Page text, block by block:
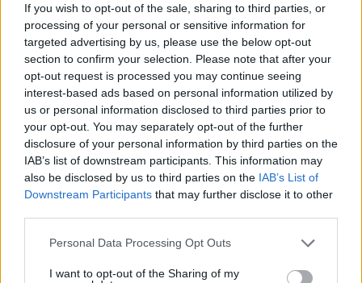
If you wish to opt-out of the sale, sharing to third parties, or
processing of your personal or sensitive information for
targeted advertising by us, please use the below opt-out
section to confirm your selection. Please note that after your
opt-out request is processed you may continue seeing
interest-based ads based on personal information utilized by
us or personal information disclosed to third parties prior to
your opt-out. You may separately opt-out of the further
disclosure of your personal information by third parties on the
IAB’s list of downstream participants. This information may
also be disclosed by us to third parties on the IAB’s List of
Downstream Participants that may further disclose it to other
Please note that this website/app uses one or more Google
not limited to your visit or usage behaviour. You may click to
Personal Data Processing Opt Outs
I want to opt-out of the Sharing of my
στριμωγμένοι ενώ στην Αφρική ήταν αραιά αραιά και
κανείς δεν ενοχλούσε κανέναν
ΑΠΑΝΤΗΣΗ
Wise
Στη πραγματικοτητα μαυροι ηταν που τους
απηγαγαν..απλα οι λευκοι τους αγοραζαν μετα.
ΑΠΑΝΤΗΣΗ
Σωστός!!!
σκλαβοπάζαρο το κάνουν οι άνθρωποι της
ίδιας φυλής.